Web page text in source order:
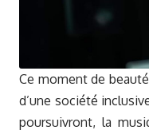
Ce moment de
d’une société
poursuivront, la